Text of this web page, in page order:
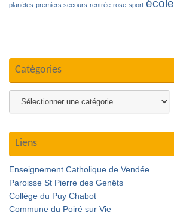
planètes premiers secours rentrée rose sport école
Catégories
Liens
Enseignement Catholique de Vendée
Paroisse St Pierre des Genêts
Collège du Puy Chabot
Commune du Poiré sur Vie